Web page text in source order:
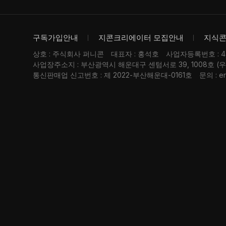
구독가입안내 지콘크리에이터 모집안내 지식
상호 : 주식회사 퍼니콘 대표자 : 홍석호
사업자등록번호 :
사업장주소지 : 부산광역시 해운대구 센텀서로 39, 1008호 (
통신판매업 신고번호 : 제 2022-부산해운대-0161호
문의 :